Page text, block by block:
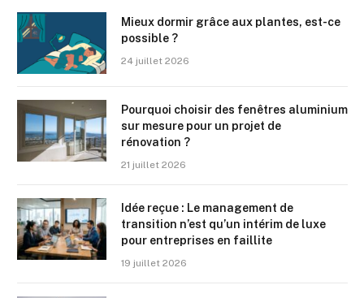
Mieux dormir grâce aux plantes, est-ce
possible ?
24 juillet 2026
Pourquoi choisir des fenêtres aluminium
sur mesure pour un projet de
rénovation ?
21 juillet 2026
Idée reçue : Le management de
transition n’est qu’un intérim de luxe
pour entreprises en faillite
19 juillet 2026